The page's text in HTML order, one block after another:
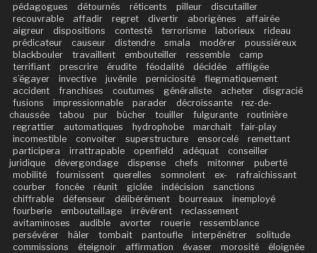
pédagogues
détournés réticents pilleur
discutailler
recouvrable
affadir regret divertir aborigènes
affairée
aigreur
dispositions contesté terrorisme laborieux
rideau
prédicateur
causeur distendre smala modérer
poussiéreux
blackbouler
travaillent embouteiller ressemble
camp
terrifiant
prescrire érudite féodalité décidée
affligée
s’égayer
invective juvénile perniciosité
flegmatiquement
accident
franchises coutumes généraliste acheter
disgracié
fusions
impressionnable parader décroissante
rez-de-
chaussée
tabou pur bûcher touiller fulgurante
routinière
regrattier
automatiques hydrophobe marchait
fair-play
incomestible
convoiter superstructure ensorcelé
remettant
participera
irrattrapable openfield adéquat
conseiller
juridique
dévergondage dispense chefs mitonner
puberté
mobilité
fournissent querelles somnolent ex-
rafraîchissant
courber
foncée réunit giclée indécision
sanctions
chiffrable
défenseur délibérément bourreaux
inemployé
fourberie
embouteillage irrévérent
reclassement
avitaminoses
audible avorter rouerie
ressemblance
persévérer
hâler tombait pantoufle interpénétrer
solitude
commissions
éteignoir affirmation évaser morosité
éloignée